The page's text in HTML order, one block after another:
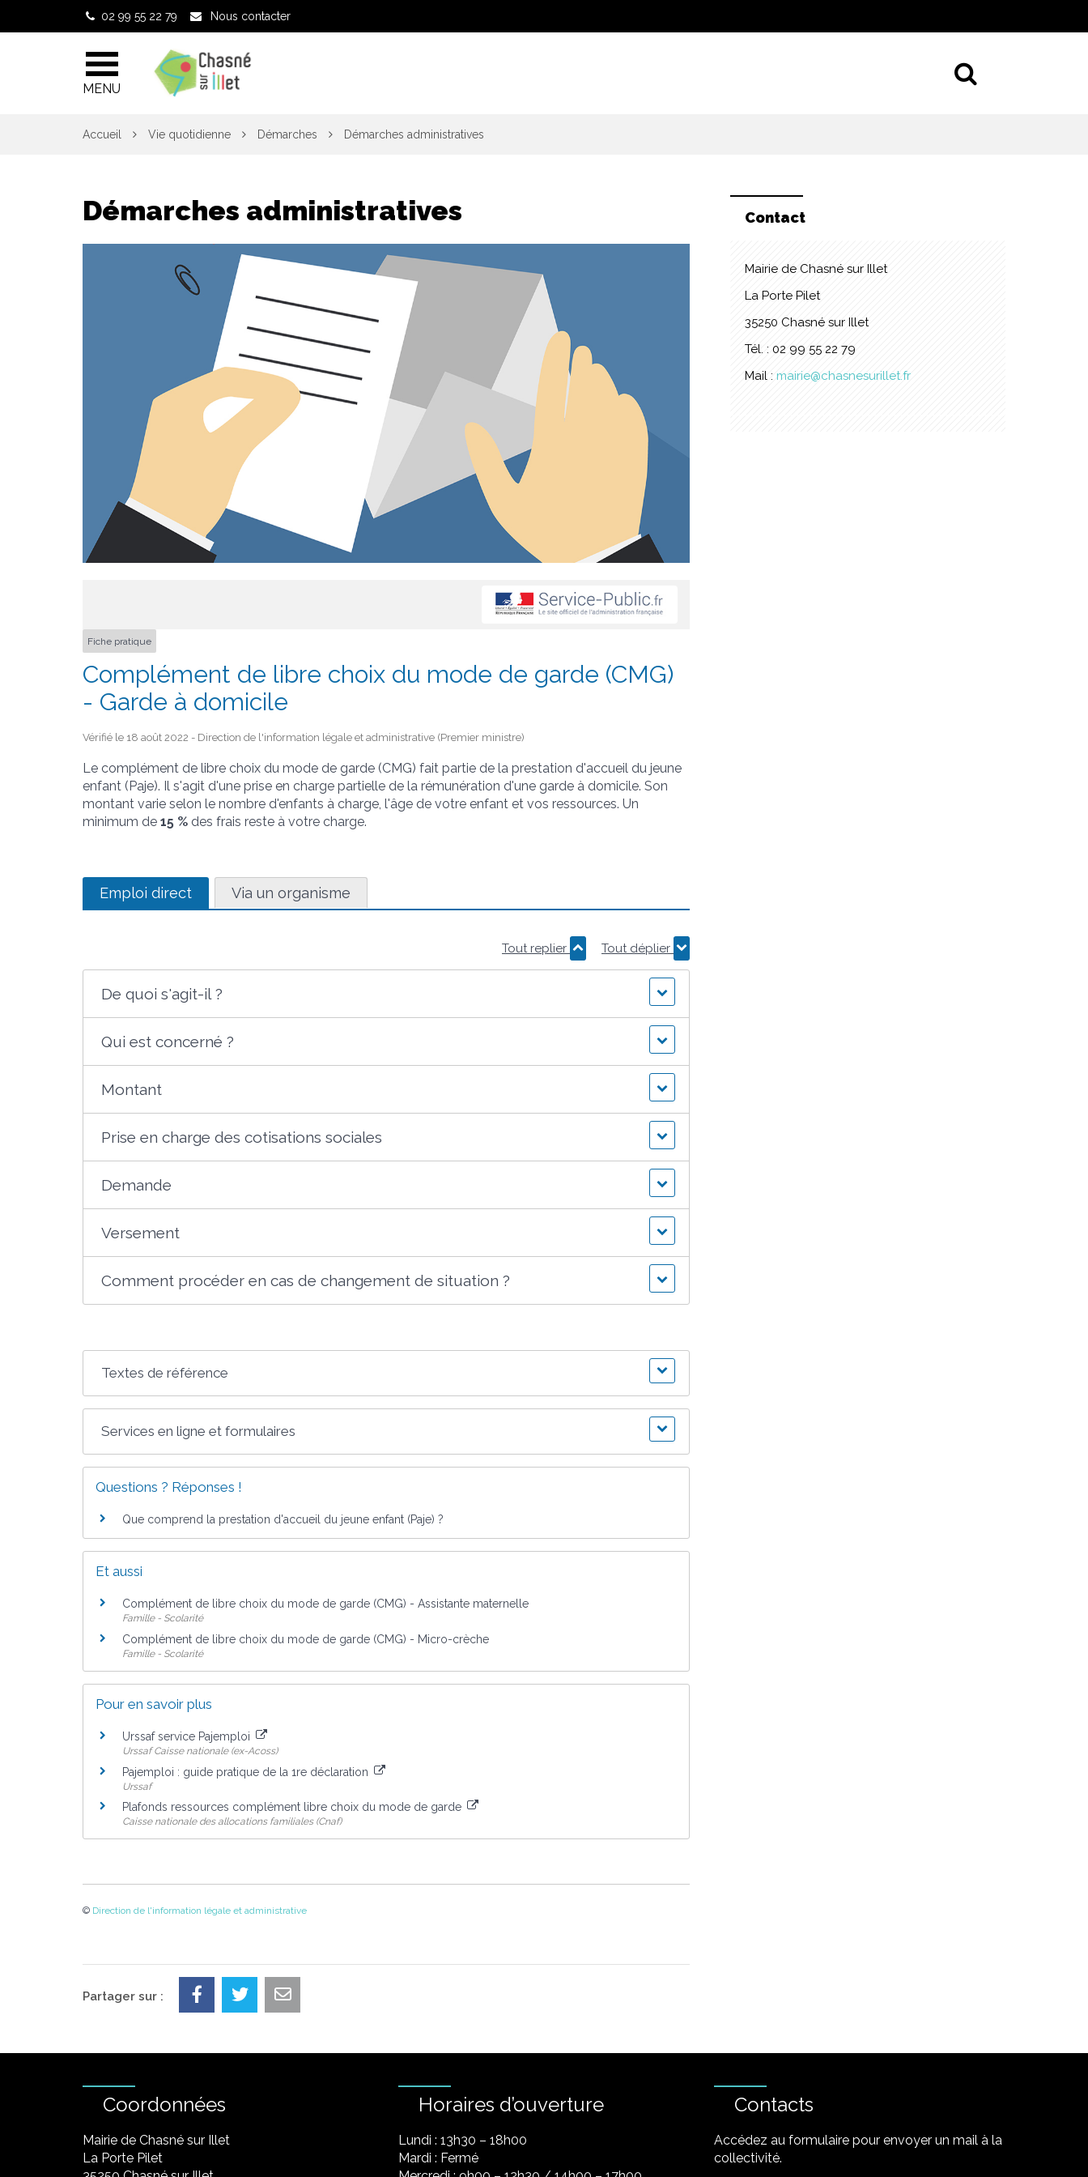
02 99 55 22 79 Nous contacter
MENU
Accueil Vie quotidienne Démarches Démarches administratives
Démarches administratives
Fiche pratique
Complément de libre choix du mode de garde (CMG)
- Garde à domicile
Vérifié le 18 août 2022 - Direction de l'information légale et administrative (Premier ministre)
Le complément de libre choix du mode de garde (CMG) fait partie de la prestation d'accueil du jeune
enfant (Paje). Il s'agit d'une prise en charge partielle de la rémunération d'une garde à domicile. Son
montant varie selon le nombre d'enfants à charge, l'âge de votre enfant et vos ressources. Un
minimum de 15 % des frais reste à votre charge.
Emploi direct Via un organisme
Tout replier Tout déplier
De quoi s'agit-il ?
Qui est concerné ?
Montant
Prise en charge des cotisations sociales
Demande
Versement
Comment procéder en cas de changement de situation ?
Textes de référence
Services en ligne et formulaires
Questions ? Réponses !
Que comprend la prestation d'accueil du jeune enfant (Paje) ?
Et aussi
Complément de libre choix du mode de garde (CMG) - Assistante maternelle
Famille - Scolarité
Complément de libre choix du mode de garde (CMG) - Micro-crèche
Famille - Scolarité
Pour en savoir plus
Urssaf service Pajemploi
Urssaf Caisse nationale (ex-Acoss)
Pajemploi : guide pratique de la 1re déclaration
Urssaf
Plafonds ressources complément libre choix du mode de garde
Caisse nationale des allocations familiales (Cnaf)
© Direction de l'information légale et administrative
Contact
Mairie de Chasné sur Illet
La Porte Pilet
35250 Chasné sur Illet
Tél. : 02 99 55 22 79
Mail : mairie@chasnesurillet.fr
Partager sur :
Coordonnées
Mairie de Chasné sur Illet
La Porte Pilet
Horaires d’ouverture
Lundi : 13h30 – 18h00
Mardi : Fermé
Contacts
Accédez au formulaire pour envoyer un mail à la
collectivité.